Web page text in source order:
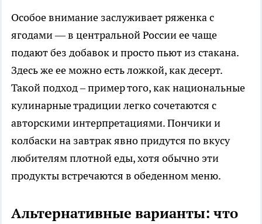
Особое внимание заслуживает ряженка с
ягодами — в центральной России ее чаще
подают без добавок и просто пьют из стакана.
Здесь же ее можно есть ложкой, как десерт.
Такой подход – пример того, как национальные
кулинарные традиции легко сочетаются с
авторскими интерпретациями. Пончики и
колбаски на завтрак явно придутся по вкусу
любителям плотной еды, хотя обычно эти
продукты встречаются в обеденном меню.
Альтернативные варианты: что